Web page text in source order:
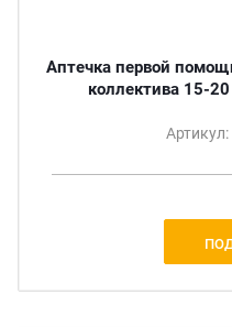
Аптечка первой
коллектива 15-